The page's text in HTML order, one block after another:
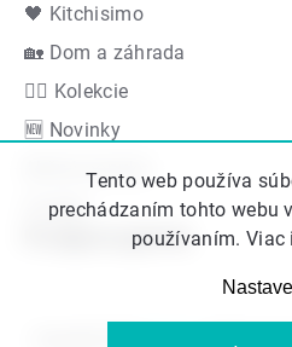
Tento web používa
prechádzaním tohto webu
používaním.
🖤 Kitchisimo
🏡 Dom a záhrada
👍🏻 Kolekcie
🆕 Novinky
Akčná ponuka
Značky
Podporujeme